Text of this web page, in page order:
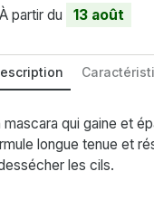
À partir du 13 août
mascara qui gaine et
longue tenue et
les cils.